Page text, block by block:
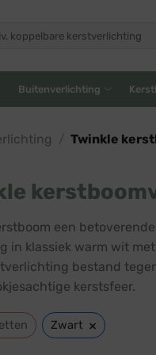
Buitenverlichting
Twinkle
een
in klassiek warm wit
bestand
kerstsfeer.
Zwart ×